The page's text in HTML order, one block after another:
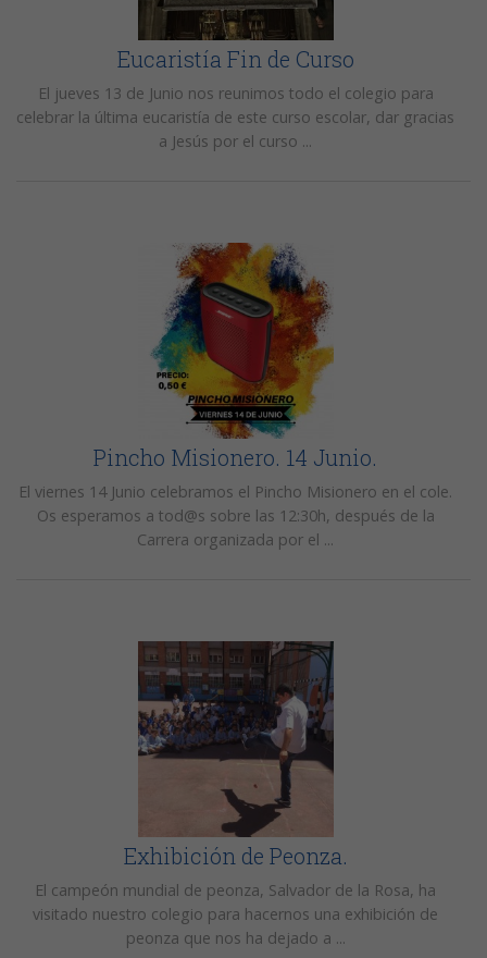
Eucaristía Fin de Curso
El jueves 13 de Junio nos reunimos todo el colegio para
celebrar la última eucaristía de este curso escolar, dar gracias
a Jesús por el curso ...
Pincho Misionero. 14 Junio.
El viernes 14 Junio celebramos el Pincho Misionero en el cole.
Os esperamos a tod@s sobre las 12:30h, después de la
Carrera organizada por el ...
Exhibición de Peonza.
El campeón mundial de peonza, Salvador de la Rosa, ha
visitado nuestro colegio para hacernos una exhibición de
peonza que nos ha dejado a ...